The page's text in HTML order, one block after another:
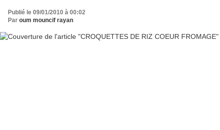
Publié le 09/01/2010 à 00:02
Par oum mouncif rayan